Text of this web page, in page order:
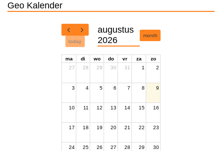
Geo Kalender
today
augustus
2026
month
ma di wo do vr za
zo
27
28 29 30 31 1 2
3 4 5 6 7 8 9
10 11 12 13 14 15 16
17 18 19 20 21 22 23
24 25 26 27 28 29 30